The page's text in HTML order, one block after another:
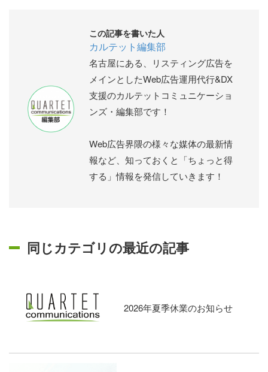
この記事を書いた人
カルテット編集部
名古屋にある、リスティング広告を
メインとしたWeb広告運用代行&DX
支援のカルテットコミュニケーショ
ンズ・編集部です！
Web広告界隈の様々な媒体の最新情
報など、知っておくと「ちょっと得
する」情報を発信していきます！
同じカテゴリの最近の記事
2026年夏季休業のお知らせ